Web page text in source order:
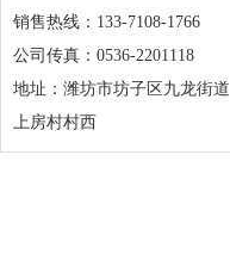
销售热线：133-7108-1766
公司传真：0536-2201118
地址：潍坊市坊子区九龙街道
上房村村西